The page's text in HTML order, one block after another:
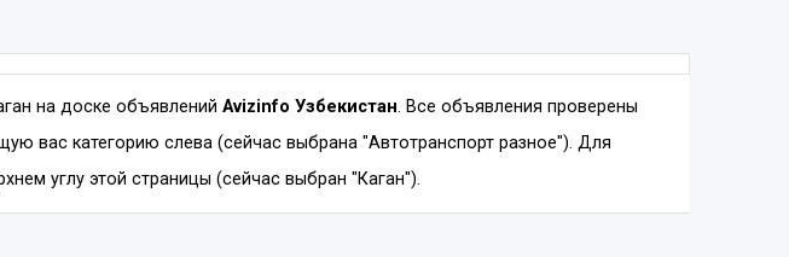
на доске объявлений Avizinfo Узбекистан. Все объявления проверены
вас категорию слева (сейчас выбрана "Автотранспорт разное"). Для
углу этой страницы (сейчас выбран "Каган").